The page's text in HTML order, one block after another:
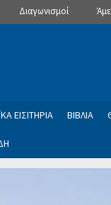
Διαγωνισμοί
ΕΙΣΙΤΗΡΙΑ ΒΙΒΛΙΑ